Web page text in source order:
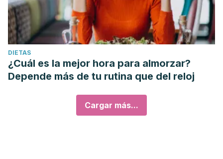
DIETAS
¿Cuál es la mejor hora para almorzar?
Depende más de tu rutina que del reloj
Cargar más...